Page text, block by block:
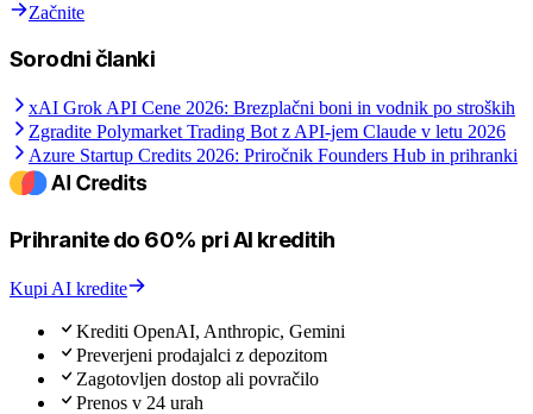
Začnite
Sorodni članki
xAI Grok API Cene 2026: Brezplačni boni in vodnik po stroških
Zgradite Polymarket Trading Bot z API-jem Claude v letu 2026
Azure Startup Credits 2026: Priročnik Founders Hub in prihranki
Prihranite do 60% pri AI kreditih
Kupi AI kredite
Krediti OpenAI, Anthropic, Gemini
Preverjeni prodajalci z depozitom
Zagotovljen dostop ali povračilo
Prenos v 24 urah